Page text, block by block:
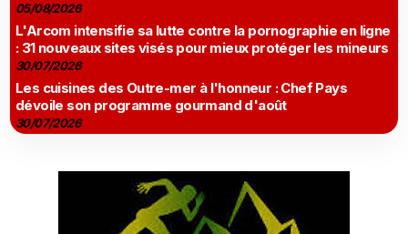
05/08/2026
L'Arcom intensifie sa lutte contre la pornographie en ligne
: 31 nouveaux sites visés pour mieux protéger les mineurs
30/07/2026
Les cuisines des Outre-mer à l'honneur : Chef Pays
dévoile son programme gourmand d'août
30/07/2026